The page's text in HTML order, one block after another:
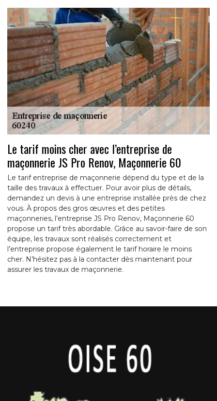
Le tarif moins cher avec l’entreprise de
maçonnerie JS Pro Renov, Maçonnerie 60
Le tarif entreprise de maçonnerie dépend du type et de la
taille des travaux à effectuer. Pour avoir plus de détails,
demandez un devis à une entreprise installée près de chez
vous. À propos des gros œuvres et des petites
maçonneries, l’entreprise JS Pro Renov, Maçonnerie 60
propose un tarif très abordable. Grâce au savoir-faire de son
équipe, les travaux sont réalisés correctement et
l’entreprise propose également le tarif horaire le moins
cher. N’hésitez pas à la contacter dès maintenant pour
assurer les travaux de maçonnerie.